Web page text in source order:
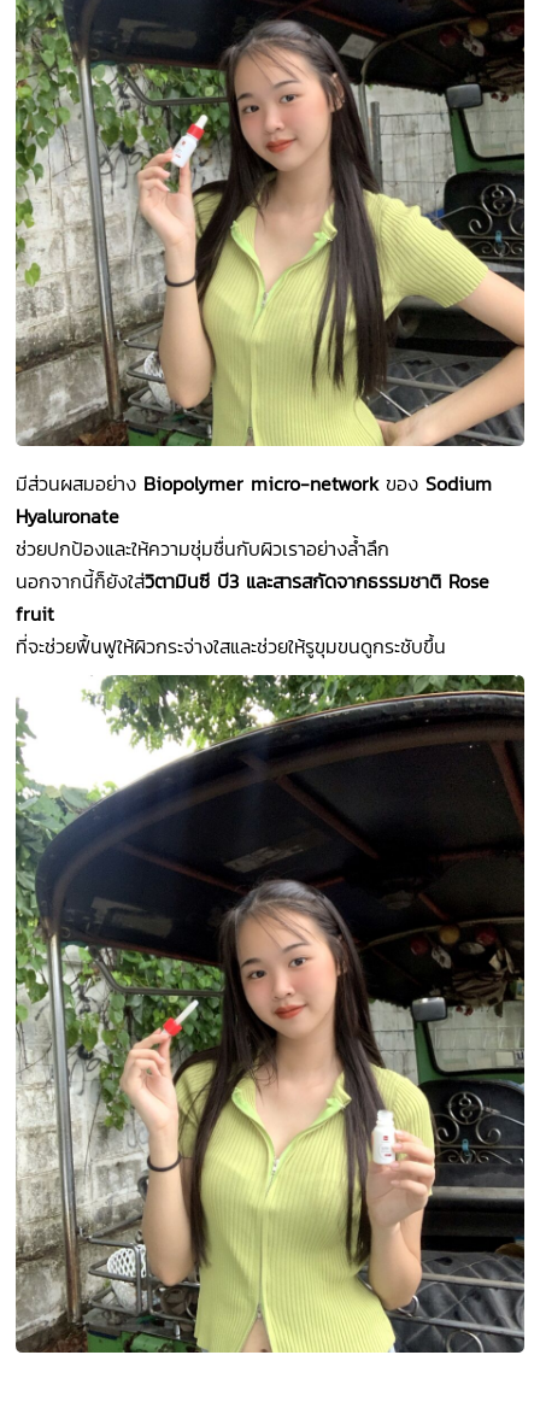
มีส่วนผสมอย่าง Biopolymer micro-networkของSodium
Hyaluronate
ช่วยปกป้องและให้ความชุ่มชื่นกับผิวเราอย่างล้ำลึก
นอกจากนี้ก็ยังใส่วิตามินซี บี3 และสารสกัดจากธรรมชาติ Rose
fruit
ที่จะช่วยฟื้นฟูให้ผิวกระจ่างใสและช่วยให้รูขุมขนดูกระชับขึ้น